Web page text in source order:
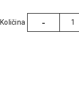
Količina -